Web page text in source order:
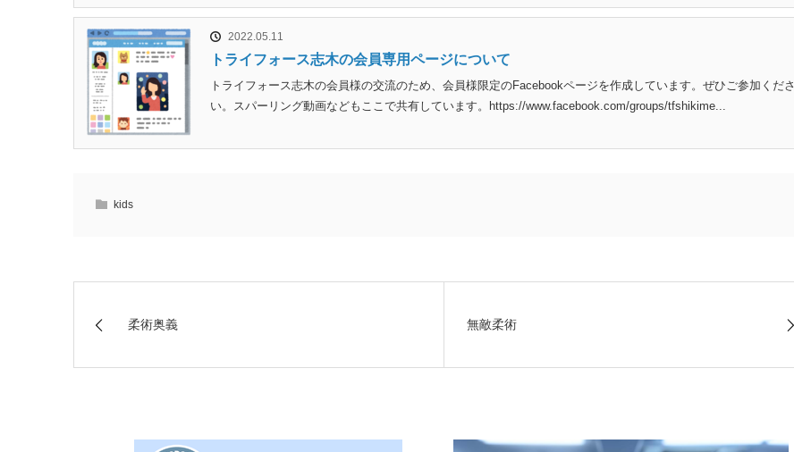
2022.05.11
トライフォース志木の会員専用ページについて
トライフォース志木の会員様の交流のため、会員様限定のFacebookページを作成しています。ぜひご参加くださ
い。スパーリング動画などもここで共有しています。https://www.facebook.com/groups/tfshikime...
kids
柔術奥義 無敵柔術